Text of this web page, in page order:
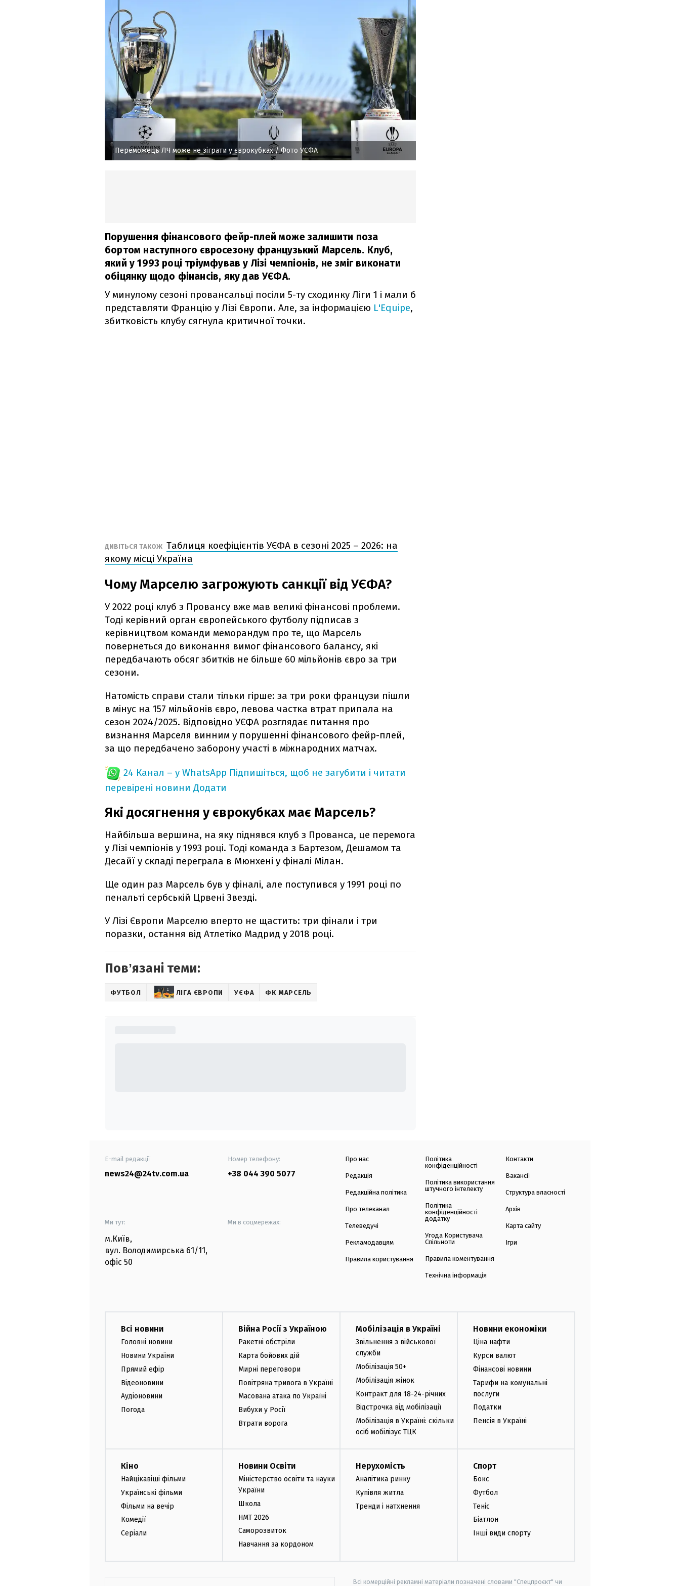
Переможець ЛЧ може не зіграти у єврокубках/ Фото УЄФА
Порушення фінансового фейр-плей може залишити поза
бортом наступного євросезону французький Марсель. Клуб,
який у 1993 році тріумфував у Лізі чемпіонів, не зміг виконати
обіцянку щодо фінансів, яку дав УЄФА.
У минулому сезоні провансальці посіли 5-ту сходинку Ліги 1 і мали б
представляти Францію у Лізі Європи. Але, за інформацією L'Equipe,
збитковість клубу сягнула критичної точки.
ДИВІТЬСЯ ТАКОЖ Таблиця коефіцієнтів УЄФА в сезоні 2025 – 2026: на
якому місці Україна
Чому Марселю загрожують санкції від УЄФА?
У 2022 році клуб з Провансу вже мав великі фінансові проблеми.
Тоді керівний орган європейського футболу підписав з
керівництвом команди меморандум про те, що Марсель
повернеться до виконання вимог фінансового балансу, які
передбачають обсяг збитків не більше 60 мільйонів євро за три
сезони.
Натомість справи стали тільки гірше: за три роки французи пішли
в мінус на 157 мільйонів євро, левова частка втрат припала на
сезон 2024/2025. Відповідно УЄФА розглядає питання про
визнання Марселя винним у порушенні фінансового фейр-плей,
за що передбачено заборону участі в міжнародних матчах.
24 Канал – у WhatsApp Підпишіться, щоб не загубити і читати
перевірені новини Додати
Які досягнення у єврокубках має Марсель?
Найбільша вершина, на яку піднявся клуб з Прованса, це перемога
у Лізі чемпіонів у 1993 році. Тоді команда з Бартезом, Дешамом та
Десайї у складі переграла в Мюнхені у фіналі Мілан.
Ще один раз Марсель був у фіналі, але поступився у 1991 році по
пенальті сербській Црвені Звезді.
У Лізі Європи Марселю вперто не щастить: три фінали і три
поразки, остання від Атлетіко Мадрид у 2018 році.
Повʼязані теми:
ФУТБОЛ ЛІГА ЄВРОПИ УЄФА ФК МАРСЕЛЬ
E-mail редакції
news24@24tv.com.ua
Номер телефону:
+38 044 390 5077
Ми тут:
м.Київ,
вул. Володимирська 61/11,
офіс 50
Ми в соцмережах:
Про нас
Редакція
Редакційна політика
Про телеканал
Телеведучі
Рекламодавцям
Правила користування
Політика
конфіденційності
Політика використання
штучного інтелекту
Політика
конфіденційності
додатку
Угода Користувача
Спільноти
Правила коментування
Технічна інформація
Контакти
Вакансії
Структура власності
Архів
Карта сайту
Ігри
Всі новини
Головні новини
Новини України
Прямий ефір
Відеоновини
Аудіоновини
Погода
Війна Росії з Україною
Ракетні обстріли
Карта бойових дій
Мирні переговори
Повітряна тривога в Україні
Масована атака по Україні
Вибухи у Росії
Втрати ворога
Мобілізація в Україні
Звільнення з військової
служби
Мобілізація 50+
Мобілізація жінок
Контракт для 18-24-річних
Відстрочка від мобілізації
Мобілізація в Україні: скільки
осіб мобілізує ТЦК
Новини економіки
Ціна нафти
Курси валют
Фінансові новини
Тарифи на комунальні
послуги
Податки
Пенсія в Україні
Кіно
Найцікавіші фільми
Українські фільми
Фільми на вечір
Комедії
Серіали
Новини Освіти
Міністерство освіти та науки
України
Школа
НМТ 2026
Саморозвиток
Навчання за кордоном
Нерухомість
Аналітика ринку
Купівля житла
Тренди і натхнення
Спорт
Бокс
Футбол
Теніс
Біатлон
Інші види спорту
Всі комерційні рекламні матеріали позначені словами "Спецпроєкт" чи